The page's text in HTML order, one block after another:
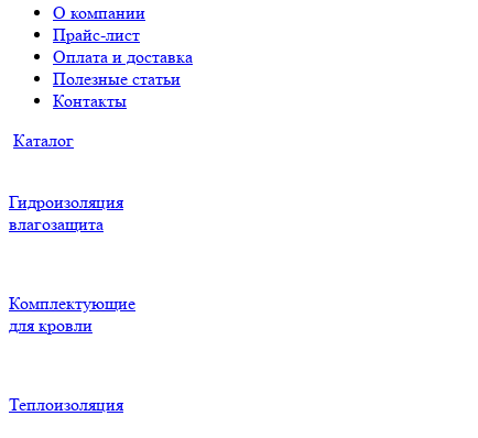
О компании
Прайс-лист
Оплата и доставка
Полезные статьи
Контакты
Каталог
Гидроизоляция
влагозащита
Комплектующие
для кровли
Теплоизоляция